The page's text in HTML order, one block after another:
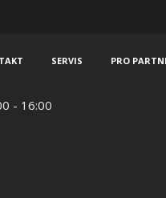
SERVIS PRO
- 16:00